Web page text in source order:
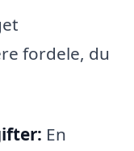
fordele, du
En